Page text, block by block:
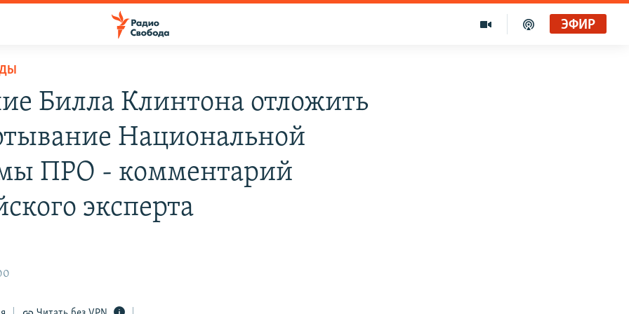
ЭФИР
Билла Клинтона отложить
Национальной
ПРО - комментарий
эксперта